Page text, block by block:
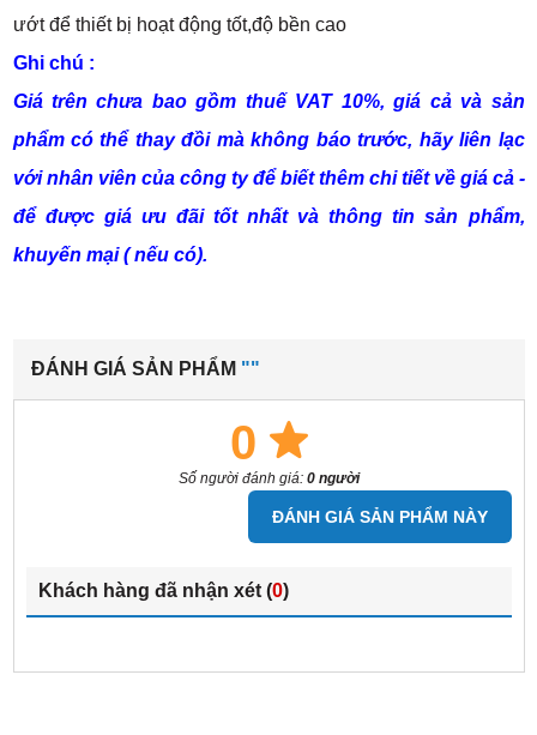
ướt để thiết bị hoạt động tốt,độ bền cao
Ghi chú :
Giá trên chưa bao gồm thuế VAT 10%, giá cả và sản
phẩm có thể thay đồi mà không báo trước, hãy liên lạc
với nhân viên của công ty để biết thêm chi tiết về giá cả -
để được giá ưu đãi tốt nhất và thông tin sản phẩm,
khuyến mại ( nếu có).
ĐÁNH GIÁ SẢN PHẨM ""
0
Số người đánh giá: 0 người
ĐÁNH GIÁ SẢN PHẨM NÀY
Khách hàng đã nhận xét (0)